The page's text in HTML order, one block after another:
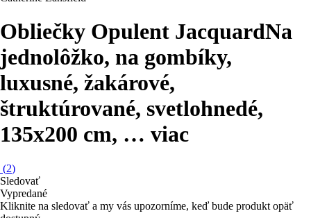
Obliečky Opulent JacquardNa
jednolôžko, na gombíky,
luxusné, žakárové,
štruktúrované, svetlohnedé,
135x200 cm, … viac
(2)
Sledovať
Vypredané
Kliknite na sledovať a my vás upozorníme, keď bude produkt opäť